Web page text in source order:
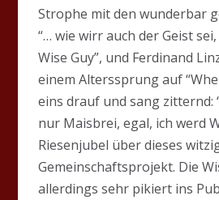
Strophe mit den wunderbar
“… wie wirr auch der Geist
Wise Guy”, und Ferdinand
einem Alterssprung auf
eins drauf und sang zitternd:
nur Maisbrei, egal, ich werd
Riesenjubel über dieses
Gemeinschaftsprojekt. Die
allerdings sehr pikiert ins